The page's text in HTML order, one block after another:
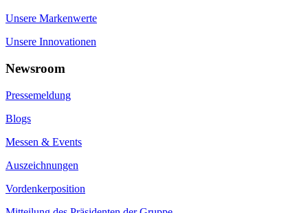
Unsere Markenwerte
Unsere Innovationen
Newsroom
Pressemeldung
Blogs
Messen & Events
Auszeichnungen
Vordenkerposition